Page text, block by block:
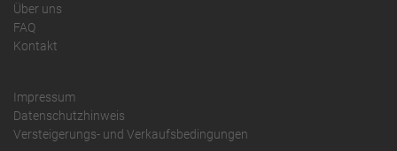
Über uns
FAQ
Kontakt
Impressum
Datenschutzhinweis
Versteigerungs- und Verkaufsbedingungen